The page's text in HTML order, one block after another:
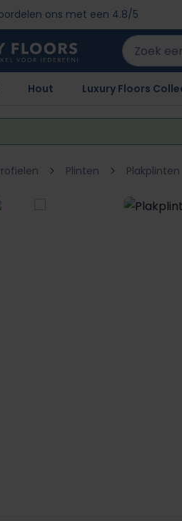
ons met een 4.8/5
Hout Luxury Floors
Plinten Plakplinten
overslaan